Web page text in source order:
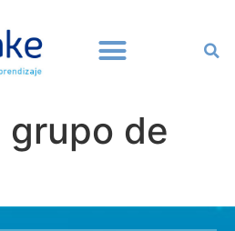
grupo de